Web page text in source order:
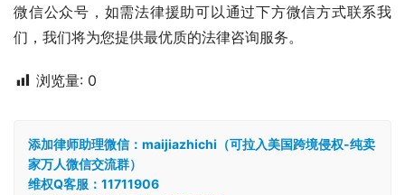
微信公众号，如需法律援助可以通过下方微信方式联系我
们，我们将为您提供最优质的法律咨询服务。
浏览量: 0
添加律师助理微信：maijiazhichi（可拉入美国跨境侵权-纯卖
家万人微信交流群）
维权Q客服：11711906